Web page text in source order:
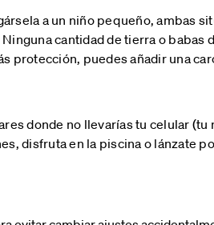
a un niño pequeño, ambas
cantidad de tierra o babas
protección, puedes añadir una
donde no llevarías tu celular (tu
disfruta en la piscina o lánzate